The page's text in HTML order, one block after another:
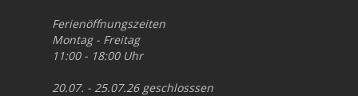
Ferienöffnungszeiten
Montag - Freitag
11:00 - 18:00 Uhr
20.07. - 25.07.26 geschlosssen